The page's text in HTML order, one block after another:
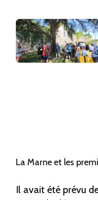
La Marne et les
Il avait été prévu